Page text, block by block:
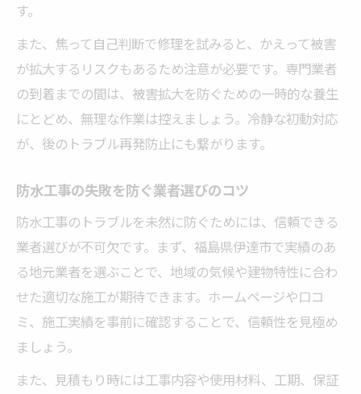
す。
また、焦って自己判断で修理を試みると、かえって被害
が拡大するリスクもあるため注意が必要です。専門業者
の到着までの間は、被害拡大を防ぐための一時的な養生
にとどめ、無理な作業は控えましょう。冷静な初動対応
が、後のトラブル再発防止にも繋がります。
防水工事の失敗を防ぐ業者選びのコツ
防水工事のトラブルを未然に防ぐためには、信頼できる
業者選びが不可欠です。まず、福島県伊達市で実績のあ
る地元業者を選ぶことで、地域の気候や建物特性に合わ
せた適切な施工が期待できます。ホームページや口コ
ミ、施工実績を事前に確認することで、信頼性を見極め
ましょう。
また、見積もり時には工事内容や使用材料、工期、保証